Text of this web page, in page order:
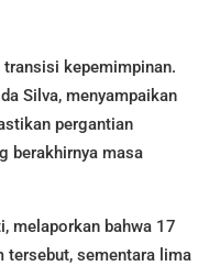
kepemimpinan.
Silva, menyampaikan
pergantian
berakhirnya masa
melaporkan bahwa 17
tersebut, sementara lima